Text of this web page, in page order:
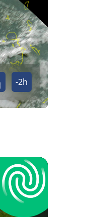
-2h